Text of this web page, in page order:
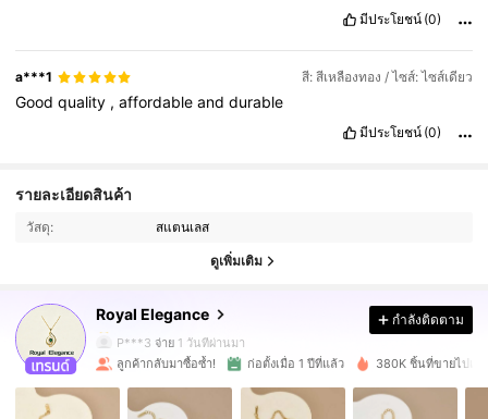
มีประโยชน์ (0)
a***1 สี: สีเหลืองทอง / ไซส์: ไซส์เดียว
Goodquality ,affordableanddurable
มีประโยชน์ (0)
รายละเอียดสินค้า
วัสดุ: สแตนเลส
ดูเพิ่มเติม
Royal Elegance
4.93
131K ผู้ติดตาม
4.93
131K ผู้ติดตาม
P***3 จ่าย 1 วันที่ผ่านมา
4.93 131K ผู้ติดตาม
กำลังติดตาม
ลูกค้ากลับมาซื้อซ้ำ! ก่อตั้งเมื่อ 1 ปีที่แล้ว 380K ชิ้นที่ขายไปเมื่